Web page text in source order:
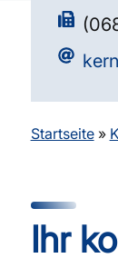
Startseite»
Ihr